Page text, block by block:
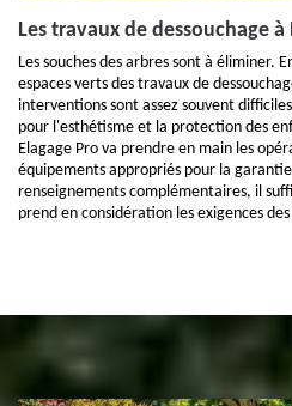
Les travaux de dessouchage
Les souches des arbres sont à éliminer.
espaces verts des travaux de
interventions sont assez souvent
pour l'esthétisme et la protection des
Elagage Pro va prendre en main les
équipements appropriés pour la
renseignements complémentaires, il
prend en considération les exigences